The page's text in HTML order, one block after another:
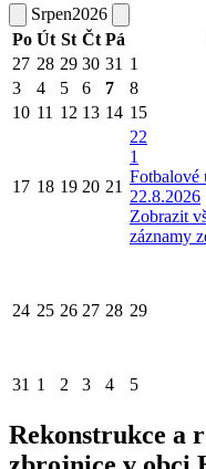
Srpen2026
Po Út St Čt Pá
27 28 29 30 31 1
3
4 5 6 7 8
10 11 12 13 14 15
17 18 19 20 21
22
1
Fotbalové
22.8.2026
Zobrazit
záznamy
24 25 26 27 28 29
31 1 2 3 4 5
Rekonstrukce a